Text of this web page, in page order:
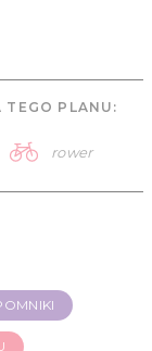
TEGO PLANU:
rower